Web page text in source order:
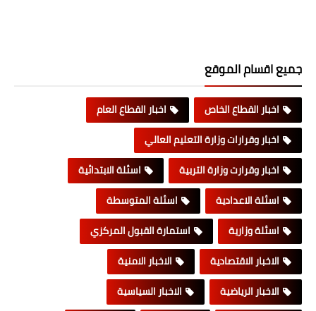
جميع اقسام الموقع
اخبار القطاع الخاص
اخبار القطاع العام
اخبار وقرارات وزارة التعليم العالي
اخبار وقرارت وزارة التربية
اسئلة الابتدائية
اسئلة الاعدادية
اسئلة المتوسطة
اسئلة وزارية
استمارة القبول المركزي
الاخبار الاقتصادية
الاخبار الامنية
الاخبار الرياضية
الاخبار السياسية